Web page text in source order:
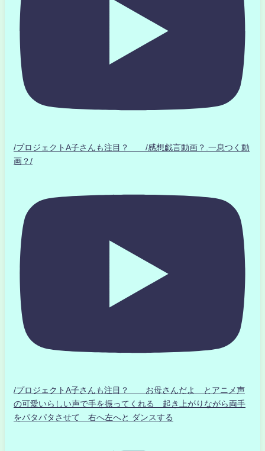
/プロジェクトA子さんも注目？ /感想戯言動画？.一息つく動
画？/
/プロジェクトA子さんも注目？ お母さんだよ とアニメ声
の可愛いらしい声で手を振ってくれる 起き上がりながら両手
をパタパタさせて 右へ左へと ダンスする